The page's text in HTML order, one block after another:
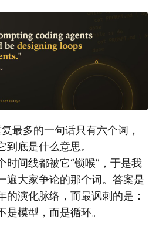
最多的一句话只有六个词，
底是什么意思。
时间线都被它“锁喉”，于是我
遍大家争论的那个词。答案是
的演化脉络，而最讽刺的是：
模型，而是循环。